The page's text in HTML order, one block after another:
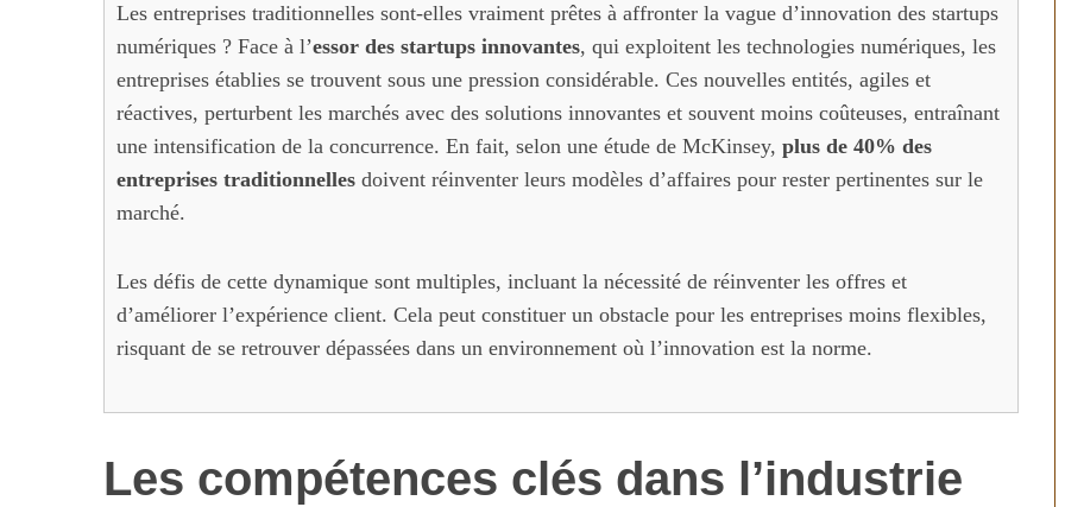
Les entreprises traditionnelles sont-elles vraiment prêtes à affronter la vague d’innovation des startups
numériques ? Face à l’essor des startups innovantes, qui exploitent les technologies numériques, les
entreprises établies se trouvent sous une pression considérable. Ces nouvelles entités, agiles et
réactives, perturbent les marchés avec des solutions innovantes et souvent moins coûteuses, entraînant
une intensification de la concurrence. En fait, selon une étude de McKinsey, plus de 40% des
entreprises traditionnelles doivent réinventer leurs modèles d’affaires pour rester pertinentes sur le
marché.
Les défis de cette dynamique sont multiples, incluant la nécessité de réinventer les offres et
d’améliorer l’expérience client. Cela peut constituer un obstacle pour les entreprises moins flexibles,
risquant de se retrouver dépassées dans un environnement où l’innovation est la norme.
Les compétences clés dans l’industrie